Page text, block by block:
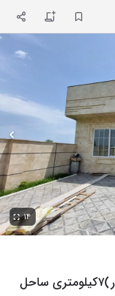
۱۴
ویلا۱۹۰متری شهری (خشکبیجار)۷کیلومتری ساحل